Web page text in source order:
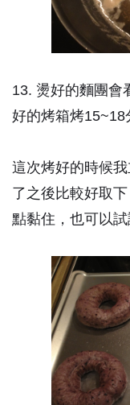
13. 燙好的麵團會
好的烤箱烤
這次烤好的時候
了之後比較好取
點黏住，也可以